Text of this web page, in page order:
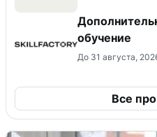
обучение
До 31 августа,
Все